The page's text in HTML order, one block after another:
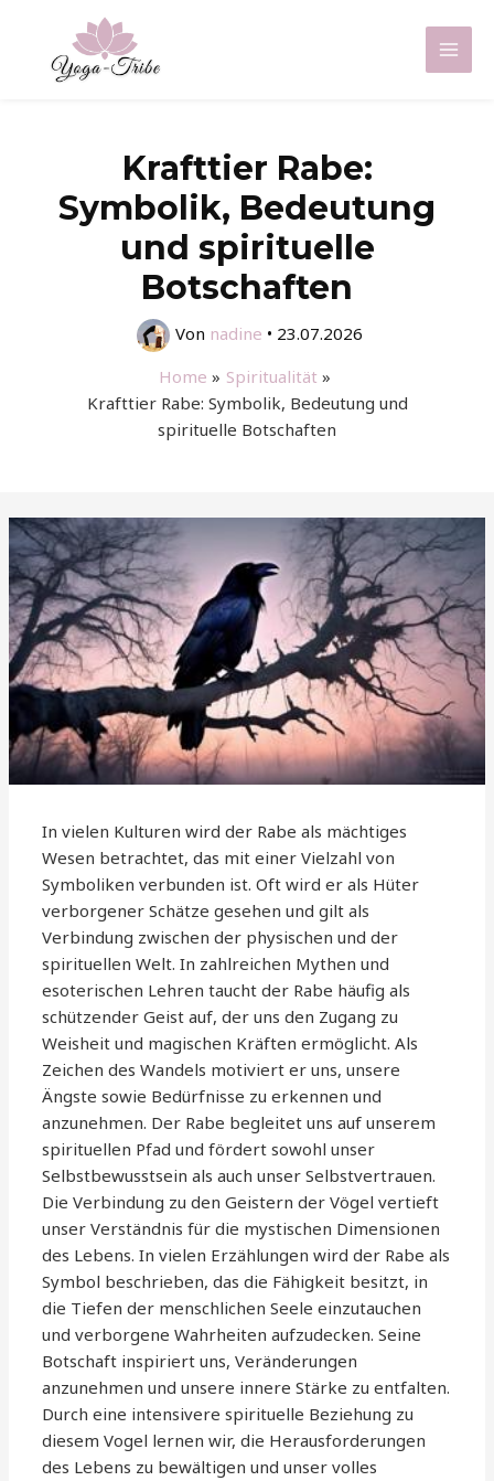
springen
Main
Krafttier Rabe:
Symbolik, Bedeutung
und spirituelle
Botschaften
Von nadine • 23.07.2026
Home
Spiritualität
Krafttier Rabe: Symbolik, Bedeutung und
spirituelle Botschaften
In vielen Kulturen wird der Rabe als mächtiges
Wesen betrachtet, das mit einer Vielzahl von
Symboliken verbunden ist. Oft wird er als Hüter
verborgener Schätze gesehen und gilt als
Verbindung zwischen der physischen und der
spirituellen Welt. In zahlreichen Mythen und
esoterischen Lehren taucht der Rabe häufig als
schützender Geist auf, der uns den Zugang zu
Weisheit und magischen Kräften ermöglicht. Als
Zeichen des Wandels motiviert er uns, unsere
Ängste sowie Bedürfnisse zu erkennen und
anzunehmen. Der Rabe begleitet uns auf unserem
spirituellen Pfad und fördert sowohl unser
Selbstbewusstsein als auch unser Selbstvertrauen.
Die Verbindung zu den Geistern der Vögel vertieft
unser Verständnis für die mystischen Dimensionen
des Lebens. In vielen Erzählungen wird der Rabe als
Symbol beschrieben, das die Fähigkeit besitzt, in
die Tiefen der menschlichen Seele einzutauchen
und verborgene Wahrheiten aufzudecken. Seine
Botschaft inspiriert uns, Veränderungen
anzunehmen und unsere innere Stärke zu entfalten.
Durch eine intensivere spirituelle Beziehung zu
diesem Vogel lernen wir, die Herausforderungen
des Lebens zu bewältigen und unser volles